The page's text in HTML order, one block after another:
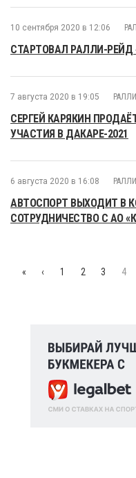
10 сентября 2020 в 12:06
СТАРТОВАЛ РАЛЛИ-РЕЙД
7 августа 2020 в 19:05
СЕРГЕЙ КАРЯКИН ПРОДАЁТ
УЧАСТИЯ В ДАКАРЕ-2021
6 августа 2020 в 16:08
АВТОСПОРТ ВЫХОДИТ В
СОТРУДНИЧЕСТВО С АО
« ‹ 1 2 3 4